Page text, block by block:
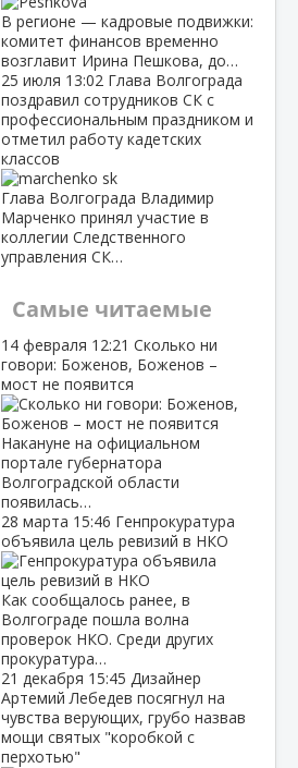
В регионе — кадровые подвижки:
комитет финансов временно
возглавит Ирина Пешкова, до…
25 июля 13:02 Глава Волгограда
поздравил сотрудников СК с
профессиональным праздником и
отметил работу кадетских
классов
Глава Волгограда Владимир
Марченко принял участие в
коллегии Следственного
управления СК…
Самые читаемые
14 февраля 12:21 Сколько ни
говори: Боженов, Боженов –
мост не появится
Накануне на официальном
портале губернатора
Волгоградской области
появилась…
28 марта 15:46 Генпрокуратура
объявила цель ревизий в НКО
Как сообщалось ранее, в
Волгограде пошла волна
проверок НКО. Среди других
прокуратура…
21 декабря 15:45 Дизайнер
Артемий Лебедев посягнул на
чувства верующих, грубо назвав
мощи святых "коробкой с
перхотью"